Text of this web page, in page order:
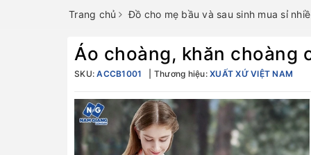
Trang chủ Đồ cho mẹ bầu và sau sinh mua sỉ
Áo choàng, khăn choàng
SKU:ACCB1001 Thương hiệu: XUẤT XỨ VIỆT NAM